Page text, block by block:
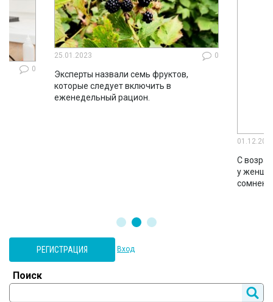
0
25.01.2023 0
Эксперты назвали семь фруктов,
которые следует включить в
еженедельный рацион.
С
у
РЕГИСТРАЦИЯ Вход
Поиск